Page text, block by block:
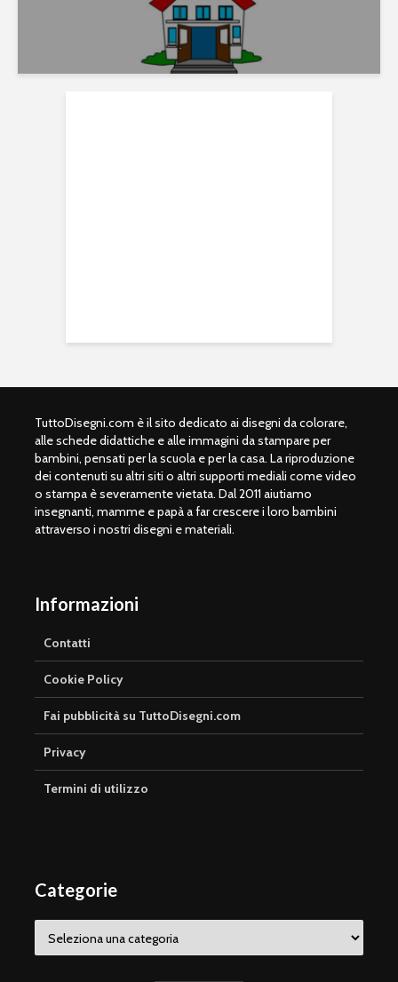
TuttoDisegni.com è il sito dedicato ai disegni da colorare,
alle schede didattiche e alle immagini da stampare per
bambini, pensati per la scuola e per la casa. La riproduzione
dei contenuti su altri siti o altri supporti mediali come video
o stampa è severamente vietata. Dal 2011 aiutiamo
insegnanti, mamme e papà a far crescere i loro bambini
attraverso i nostri disegni e materiali.
Informazioni
Contatti
Cookie Policy
Fai pubblicità su TuttoDisegni.com
Privacy
Termini di utilizzo
Categorie